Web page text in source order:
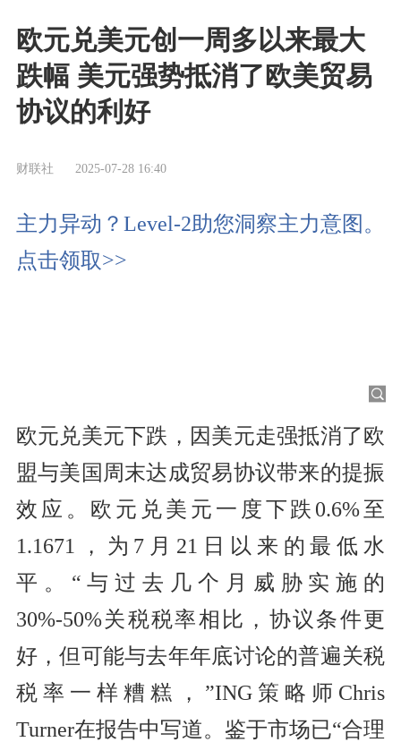
欧元兑美元创一周多以来最大
跌幅 美元强势抵消了欧美贸易
协议的利好
财联社 2025-07-28 16:40
主力异动？Level-2助您洞察主力意图。
点击领取>>
欧元兑美元下跌，因美元走强抵消了欧
盟与美国周末达成贸易协议带来的提振
效应。欧元兑美元一度下跌0.6%至
1.1671，为7月21日以来的最低水
平。“与过去几个月威胁实施的
30%-50%关税税率相比，协议条件更
好，但可能与去年年底讨论的普遍关税
税率一样糟糕，”ING策略师Chris
Turner在报告中写道。鉴于市场已“合理